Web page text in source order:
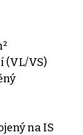
(VL/VS)
na IS